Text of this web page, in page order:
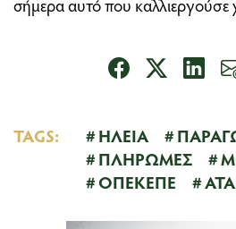
σήμερα αυτό που καλλιεργούσε
TAGS: ΗΛΕΙΑ
ΠΛΗΡΩΜΕΣ
ΟΠΕΚΕΠΕ